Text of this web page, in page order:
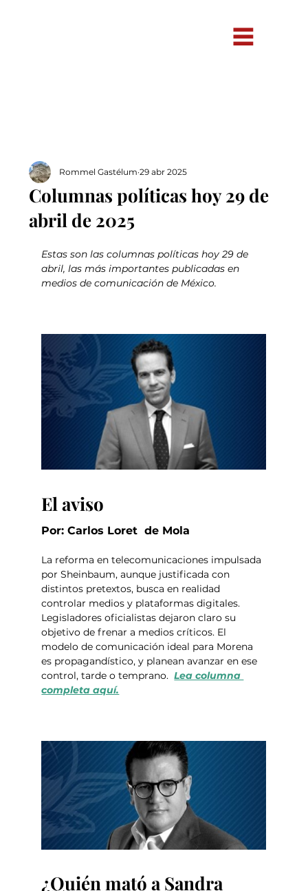
Columnas políticas hoy 29 de
abril de 2025
Rommel Gastélum 29 abr 2025
Estas son las columnas políticas hoy 29 de
abril, las más importantes publicadas en
medios de comunicación de México.
El aviso
Por: Carlos Loret  de Mola
La reforma en telecomunicaciones impulsada
por Sheinbaum, aunque justificada con
distintos pretextos, busca en realidad
controlar medios y plataformas digitales.
Legisladores oficialistas dejaron claro su
objetivo de frenar a medios críticos. El
modelo de comunicación ideal para Morena
es propagandístico, y planean avanzar en ese
control, tarde o temprano. Lea columna
completa aquí.
¿Quién mató a Sandra